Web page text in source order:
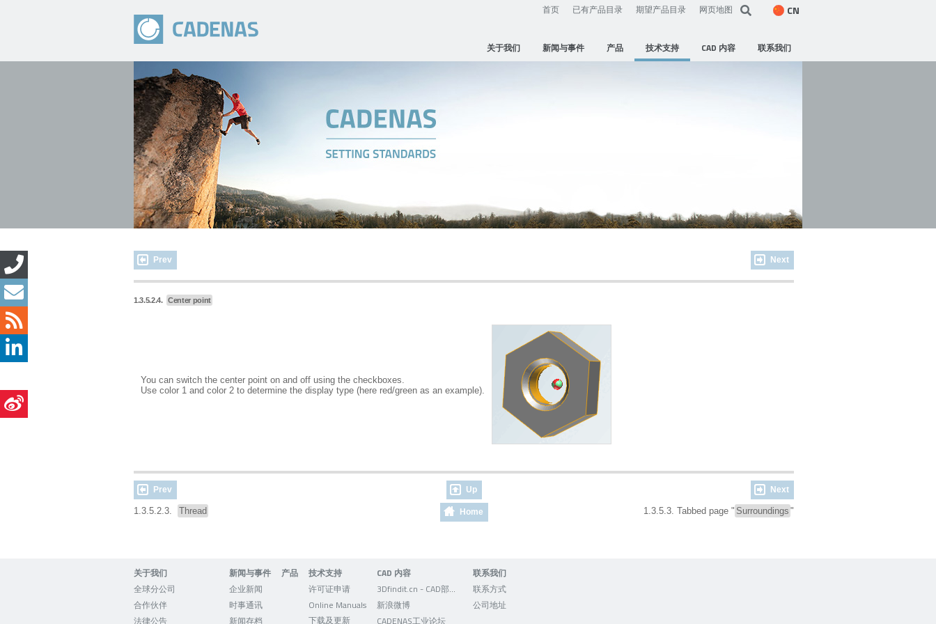
首页 已有产品目录 期望产品目录 网页地图 CN
关于我们 新闻与事件 产品 技术支持 CAD 内容 联系我们
Prev Next
1.3.5.2.4. Center point
You can switch the center point on and off using the checkboxes.
Use color 1 and color 2 to determine the display type (here red/green as an example).
Prev Up Next
1.3.5.2.3. Thread Home 1.3.5.3. Tabbed page " Surroundings "
关于我们
全球分公司
合作伙伴
法律公告
新闻与事件
企业新闻
时事通讯
新闻存档
产品 技术支持
许可证申请
Online Manuals
下载及更新
CAD 内容
新浪微博
CADENAS工业论坛
联系我们
联系方式
公司地址